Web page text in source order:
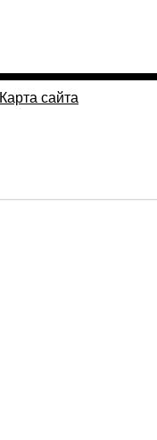
Карта сайта